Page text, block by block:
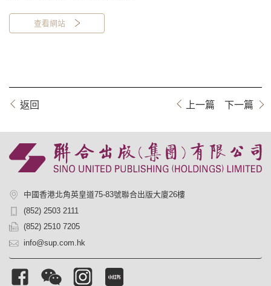
查看網站
返回 上一篇 下一篇
中國香港北角英皇道75-83號聯合出版大廈26樓
(852) 2503 2111
(852) 2510 7205
info@sup.com.hk